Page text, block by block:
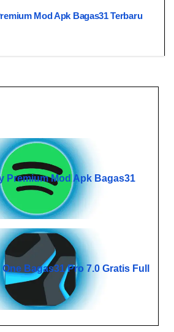
Mod Apk Bagas31​ Terbaru
Premium Mod Apk Bagas31​
Bagas31​ Pro 7.0 Gratis Full